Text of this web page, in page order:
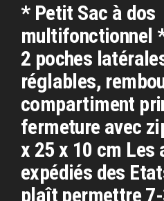
* Petit Sac à dos
multifonctionnel
2 poches
réglables,
compartiment
fermeture avec
x 25 x 10 cm
expédiés des
plaît permettre